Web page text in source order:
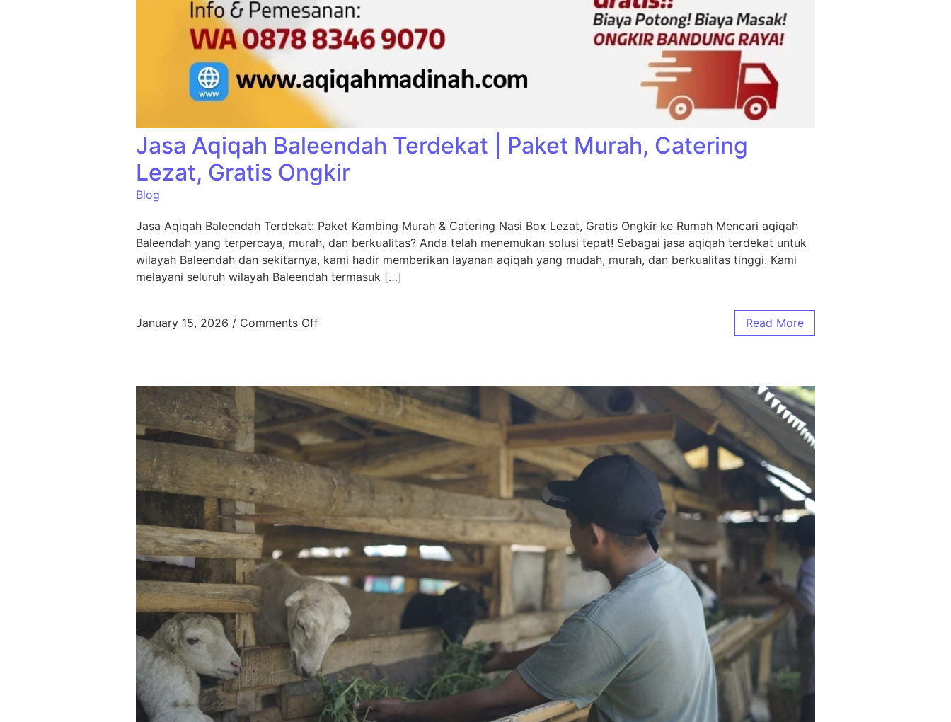
Jasa Aqiqah Baleendah Terdekat | Paket Murah, Catering
Lezat, Gratis Ongkir
Blog
Jasa Aqiqah Baleendah Terdekat: Paket Kambing Murah & Catering Nasi Box Lezat, Gratis Ongkir ke Rumah Mencari aqiqah
Baleendah yang terpercaya, murah, dan berkualitas? Anda telah menemukan solusi tepat! Sebagai jasa aqiqah terdekat untuk
wilayah Baleendah dan sekitarnya, kami hadir memberikan layanan aqiqah yang mudah, murah, dan berkualitas tinggi. Kami
melayani seluruh wilayah Baleendah termasuk […]
January 15, 2026 / Comments Off Read More